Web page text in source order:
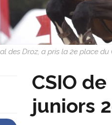
des Droz, a pris la 2e place
CSIO
juniors